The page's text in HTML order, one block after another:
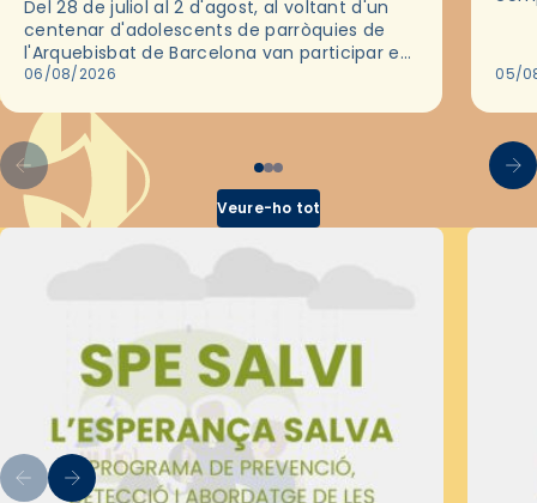
Del 28 de juliol al 2 d'agost, al voltant d'un
centenar d'adolescents de parròquies de
l'Arquebisbat de Barcelona van participar en
les convivències Be Apostle, organitzades
06/08/2026 05/
Veure-ho tot